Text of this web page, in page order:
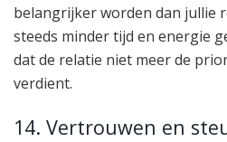
belangrijker worden dan jullie
steeds minder tijd en energie
dat de relatie niet meer de
verdient.
14. Vertrouwen en